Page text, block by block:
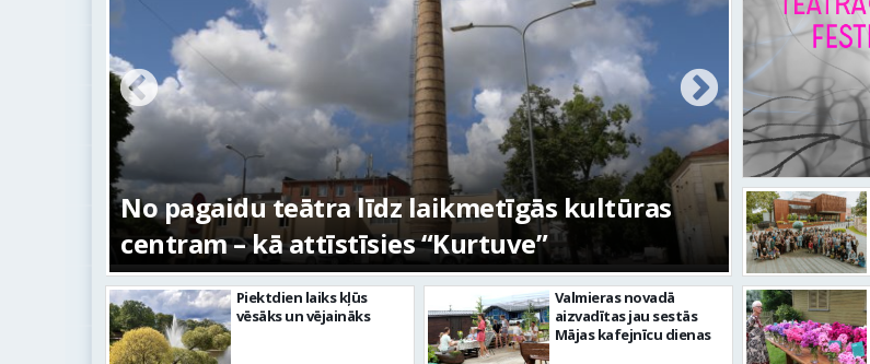
No pagaidu teātra līdz laikmetīgās kultūras
centram – kā attīstīsies “Kurtuve”
FOTO:
aizvadīta
Piektdien laiks kļūs
vēsāks un vējaināks
Valmieras novadā
aizvadītas jau sestās
Mājas kafejnīcu dienas